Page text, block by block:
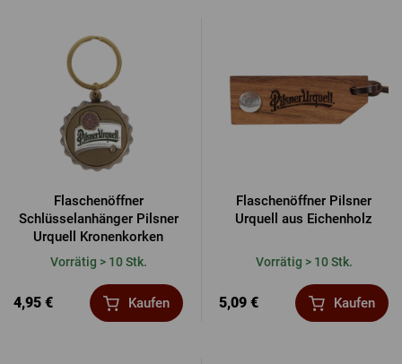
Flaschenöffner
Schlüsselanhänger Pilsner
Urquell Kronenkorken
Vorrätig > 10 Stk.
4,95 € Kaufen
Flaschenöffner Pilsner
Urquell aus Eichenholz
Vorrätig > 10 Stk.
5,09 € Kaufen